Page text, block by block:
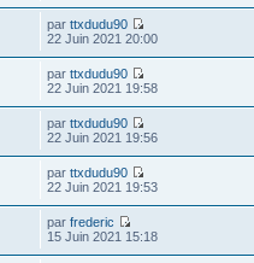
parttxdudu90
22 Juin 2021 20:00
parttxdudu90
22 Juin 2021 19:58
parttxdudu90
22 Juin 2021 19:56
parttxdudu90
22 Juin 2021 19:53
parfrederic
15 Juin 2021 15:18